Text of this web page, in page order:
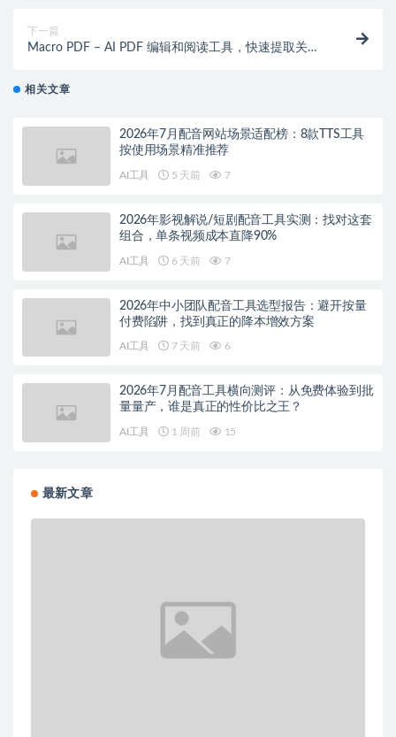
下一篇
Macro PDF – AI PDF 编辑和阅读工具，快速提取关键
相关文章
2026年7月配音网站场景适配榜：8款TTS工具
按使用场景精准推荐
AI工具 5 天前 7
2026年影视解说/短剧配音工具实测：找对这套
组合，单条视频成本直降90%
AI工具 6 天前 7
2026年中小团队配音工具选型报告：避开按量
付费陷阱，找到真正的降本增效方案
AI工具 7 天前 6
2026年7月配音工具横向测评：从免费体验到批
量量产，谁是真正的性价比之王？
AI工具 1 周前 15
最新文章